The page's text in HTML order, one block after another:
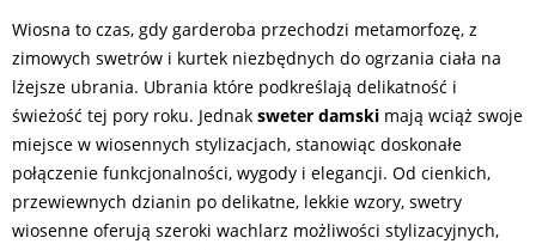
Wiosna to czas, gdy garderoba przechodzi metamorfozę, z
zimowych swetrów i kurtek niezbędnych do ogrzania ciała na
lżejsze ubrania. Ubrania które podkreślają delikatność i
świeżość tej pory roku. Jednak sweter damski mają wciąż swoje
miejsce w wiosennych stylizacjach, stanowiąc doskonałe
połączenie funkcjonalności, wygody i elegancji. Od cienkich,
przewiewnych dzianin po delikatne, lekkie wzory, swetry
wiosenne oferują szeroki wachlarz możliwości stylizacyjnych,